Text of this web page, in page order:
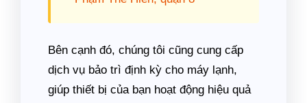
Bên cạnh đó, chúng tôi cũng cung cấp
dịch vụ bảo trì định kỳ cho máy lạnh,
giúp thiết bị của bạn hoạt động hiệu quả